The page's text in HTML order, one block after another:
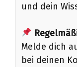
und dein
Melde dich
bei deinen